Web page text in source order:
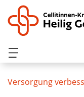
Versorgung